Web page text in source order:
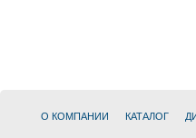
О КОМПАНИИ КАТАЛОГ